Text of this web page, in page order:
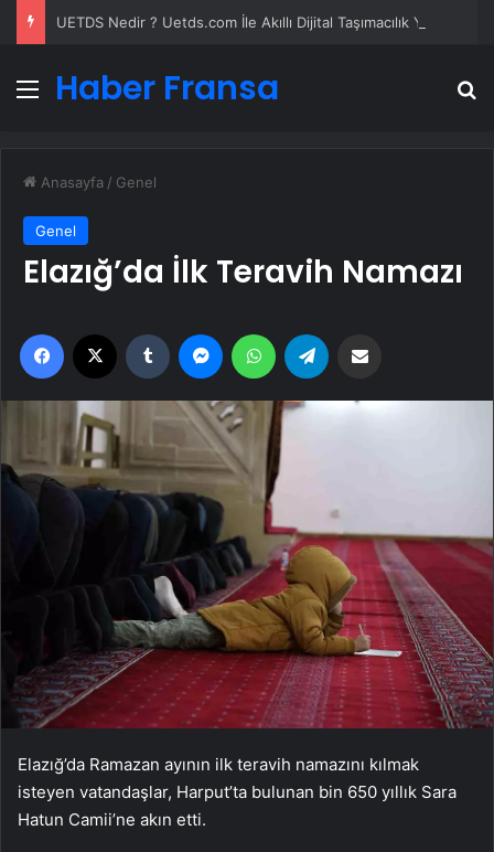
Menü
Haber Fransa
Anasayfa / Genel
Genel
Elazığ’da İlk Teravih Namazı
Facebook Tumblr MessengerWhatsApp
Elazığ’da Ramazan ayının ilk teravih namazını kılmak
isteyen vatandaşlar, Harput’ta bulunan bin 650 yıllık Sara
Hatun Camii’ne akın etti.